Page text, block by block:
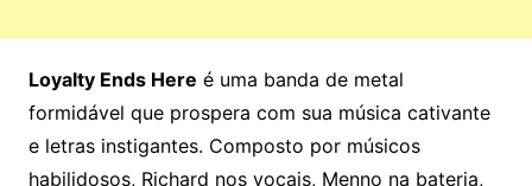
Loyalty Ends Here é uma banda de metal
formidável que prospera com sua música cativante
e letras instigantes. Composto por músicos
habilidosos, Richard nos vocais, Menno na bateria,